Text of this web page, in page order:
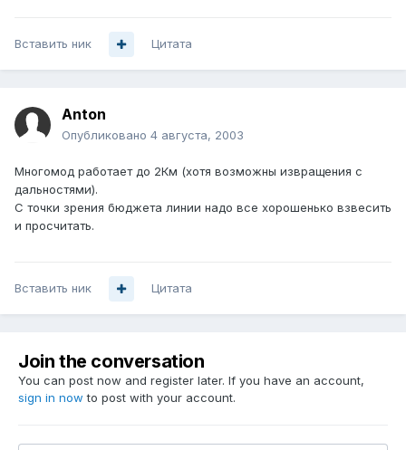
Вставить ник Цитата
Anton
Опубликовано 4 августа, 2003
Многомод работает до 2Км (хотя возможны извращения с
дальностями).
С точки зрения бюджета линии надо все хорошенько взвесить
и просчитать.
Вставить ник Цитата
Join the conversation
You can post now and register later. If you have an account,
sign in now to post with your account.